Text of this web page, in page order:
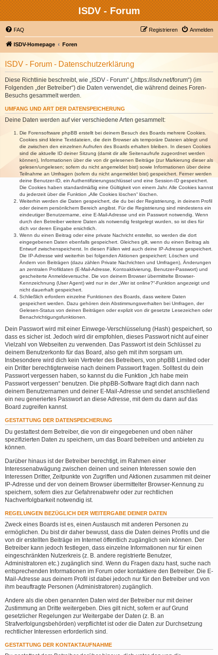
ISDV - Forum
FAQ Anmelden
Registrieren
ISDV-Homepage Foren
ISDV - Forum - Datenschutzerklärung
Diese Richtlinie beschreibt, wie „ISDV - Forum“ („https://isdv.net/forum“) (im
Folgenden „der Betreiber“) die Daten verwendet, die während deines Foren-
Besuchs gesammelt werden.
UMFANG UND ART DER DATENSPEICHERUNG
Deine Daten werden auf vier verschiedene Arten gesammelt:
Die Forensoftware phpBB erstellt bei deinem Besuch des Boards mehrere Cookies.
Cookies sind kleine Textdateien, die dein Browser als temporäre Dateien ablegt und
die zwischen den einzelnen Aufrufen des Boards erhalten bleiben. In diesen Cookies
sind die aktuelle ID deiner Sitzung (damit dir alle Seitenaufrufe zugeordnet werden
können), Informationen über die von dir gelesenen Beiträge (zur Markierung dieser als
gelesen/ungelesen; sofern du nicht angemeldet bist) sowie Informationen über deine
Teilnahme an Umfragen (sofern du nicht angemeldet bist) gespeichert. Ferner werden
deine Benutzer-ID, ein Authentifizierungsschlüssel und eine Session-ID gespeichert.
Die Cookies haben standardmäßig eine Gültigkeit von einem Jahr. Alle Cookies kannst
du jederzeit über die Funktion „Alle Cookies löschen“ löschen.
Weiterhin werden die Daten gespeichert, die du bei der Registrierung, in deinem Profil
oder deinem persönlichem Bereich angibst. Für die Registrierung sind mindestens ein
eindeutiger Benutzername, eine E-Mail-Adresse und ein Passwort notwendig. Wenn
durch den Betreiber weitere Daten als notwendig festgelegt wurden, so ist dies für
dich vor deren Eingabe ersichtlich.
Wenn du einen Beitrag oder eine private Nachricht erstellst, so werden die dort
eingegebenen Daten ebenfalls gespeichert. Gleiches gilt, wenn du einen Beitrag als
Entwurf zwischenspeicherst. In diesen Fällen wird auch deine IP-Adresse gespeichert.
Die IP-Adresse wird weiterhin bei folgenden Aktionen gespeichert: Löschen und
Ändern von Beiträgen (dazu zählen Private Nachrichten und Umfragen), Änderungen
an zentralen Profildaten (E-Mail-Adresse, Kontoaktivierung, Benutzer-Passwort) und
gescheiterte Anmeldeversuche. Die von deinem Browser übermittelte Browser-
Kennzeichnung (User Agent) wird nur in der „Wer ist online?“-Funktion angezeigt und
nicht dauerhaft gespeichert.
Schließlich erfordern einzelne Funktionen des Boards, dass weitere Daten
gespeichert werden. Dazu gehören dein Abstimmungsverhalten bei Umfragen, der
Gelesen-Status von deinen Beiträgen oder explizit von dir gesetzte Lesezeichen oder
Benachrichtigungsfunktionen.
Dein Passwort wird mit einer Einwege-Verschlüsselung (Hash) gespeichert, so
dass es sicher ist. Jedoch wird dir empfohlen, dieses Passwort nicht auf einer
Vielzahl von Webseiten zu verwenden. Das Passwort ist dein Schlüssel zu
deinem Benutzerkonto für das Board, also geh mit ihm sorgsam um.
Insbesondere wird dich kein Vertreter des Betreibers, von phpBB Limited oder
ein Dritter berechtigterweise nach deinem Passwort fragen. Solltest du dein
Passwort vergessen haben, so kannst du die Funktion „Ich habe mein
Passwort vergessen“ benutzen. Die phpBB-Software fragt dich dann nach
deinem Benutzernamen und deiner E-Mail-Adresse und sendet anschließend
ein neu generiertes Passwort an diese Adresse, mit dem du dann auf das
Board zugreifen kannst.
GESTATTUNG DER DATENSPEICHERUNG
Du gestattest dem Betreiber, die von dir eingegebenen und oben näher
spezifizierten Daten zu speichern, um das Board betreiben und anbieten zu
können.
Darüber hinaus ist der Betreiber berechtigt, im Rahmen einer
Interessenabwägung zwischen deinen und seinen Interessen sowie den
Interessen Dritter, Zeitpunkte von Zugriffen und Aktionen zusammen mit deiner
IP-Adresse und der von deinem Browser übermittelter Browser-Kennung zu
speichern, sofern dies zur Gefahrenabwehr oder zur rechtlichen
Nachverfolgbarkeit notwendig ist.
REGELUNGEN BEZÜGLICH DER WEITERGABE DEINER DATEN
Zweck eines Boards ist es, einen Austausch mit anderen Personen zu
ermöglichen. Du bist dir daher bewusst, dass die Daten deines Profils und die
von dir erstellten Beiträge im Internet öffentlich zugänglich sein können. Der
Betreiber kann jedoch festlegen, dass einzelne Informationen nur für einen
eingeschränkten Nutzerkreis (z. B. andere registrierte Benutzer,
Administratoren etc.) zugänglich sind. Wenn du Fragen dazu hast, suche nach
entsprechenden Informationen im Forum oder kontaktiere den Betreiber. Die E-
Mail-Adresse aus deinem Profil ist dabei jedoch nur für den Betreiber und von
ihm beauftragte Personen (Administratoren) zugänglich.
Andere als die oben genannten Daten wird der Betreiber nur mit deiner
Zustimmung an Dritte weitergeben. Dies gilt nicht, sofern er auf Grund
gesetzlicher Regelungen zur Weitergabe der Daten (z. B. an
Strafverfolgungsbehörden) verpflichtet ist oder die Daten zur Durchsetzung
rechtlicher Interessen erforderlich sind.
GESTATTUNG DER KONTAKTAUFNAHME